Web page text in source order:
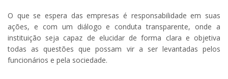
O que se espera das empresas é responsabilidade em suas
ações, e com um diálogo e conduta transparente, onde a
instituição seja capaz de elucidar de forma clara e objetiva
todas as questões que possam vir a ser levantadas pelos
funcionários e pela sociedade.